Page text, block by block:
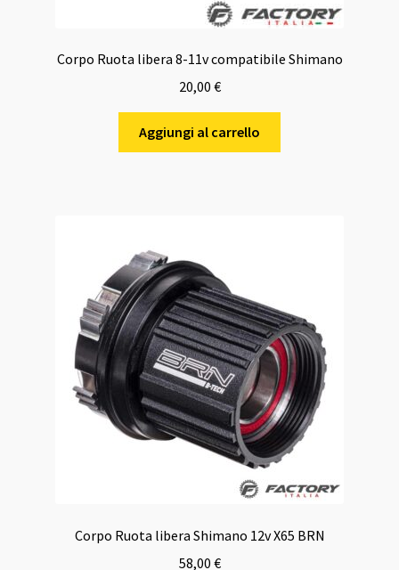
Corpo Ruota libera 8-11v compatibile Shimano
20,00 €
Aggiungi al carrello
Corpo Ruota libera Shimano 12v X65 BRN
58,00 €